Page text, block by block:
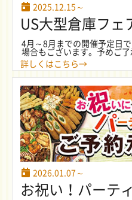
2025.12.15～
US大型倉庫フェ
4月～8月までの開催予定日
場合もございます。予めご
詳しくはこちら→
2026.01.07～
お祝い！パーテ